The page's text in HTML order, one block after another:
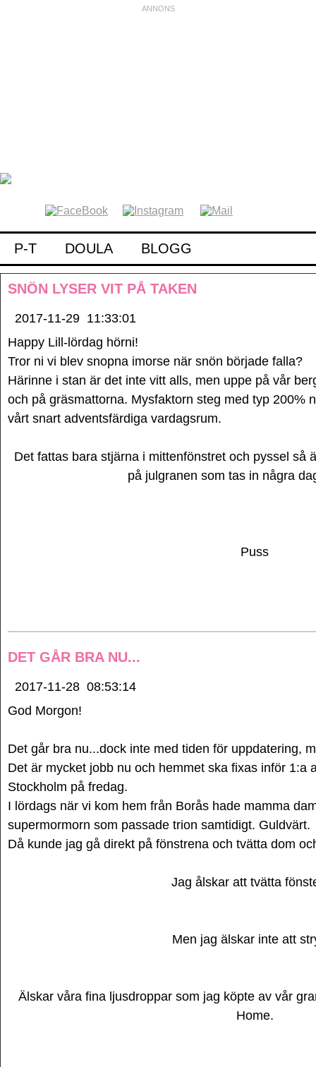
P-T DOULA BLOGG
SNÖN LYSER VIT PÅ TAKEN
2017-11-29 11:33:01
Happy Lill-lördag hörni!
Tror ni vi blev snopna imorse när snön började falla?
Härinne i stan är det inte vitt alls, men uppe på vår
och på gräsmattorna. Mysfaktorn steg med typ 200%
vårt snart adventsfärdiga vardagsrum.
Det fattas bara stjärna i mittenfönstret och pyssel så
på julgranen som tas in några
Puss
DET GÅR BRA NU...
2017-11-28 08:53:14
God Morgon!
Det går bra nu...dock inte med tiden för uppdatering,
Det är mycket jobb nu och hemmet ska fixas inför 1:a
Stockholm på fredag.
I lördags när vi kom hem från Borås hade mamma
supermormorn som passade trion samtidigt. Guldvärt.
Då kunde jag gå direkt på fönstrena och tvätta dom
Jag ålskar att tvätta
Men jag älskar inte att
Älskar våra fina ljusdroppar som jag köpte av vår
Home.